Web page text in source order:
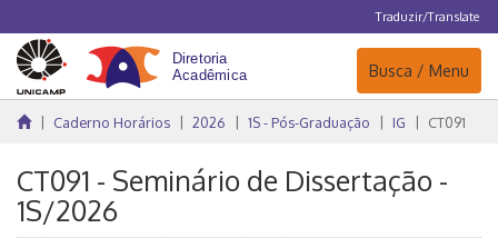
Traduzir/Translate
Navegação
Busca / Menu
Caderno Horários 2026 1S - Pós-Graduação IG CT091
CT091 - Seminário de Dissertação -
1S/2026